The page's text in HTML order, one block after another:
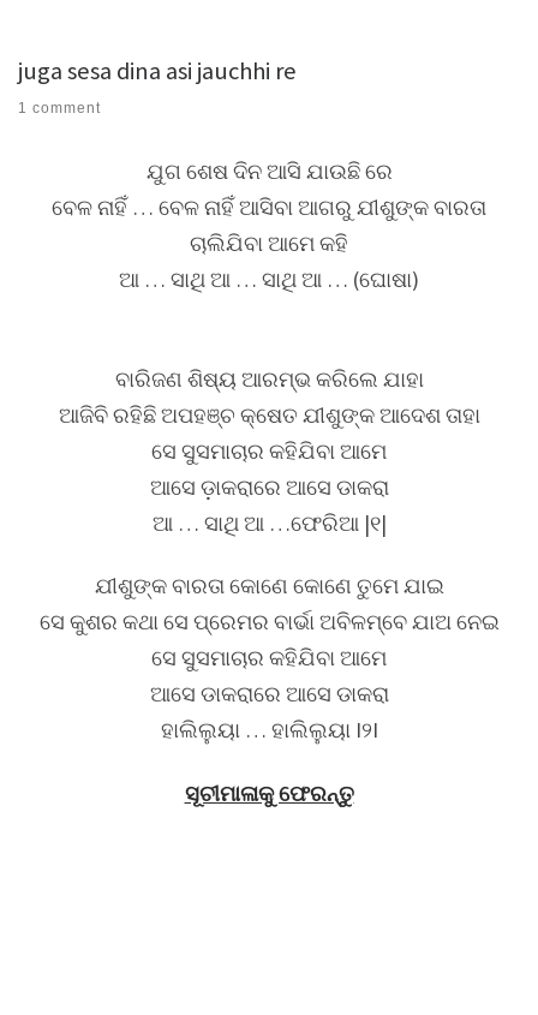
juga sesa dina asi jauchhi re
1 comment
ଯୁଗ ଶେଷ ଦିନ ଆସି ଯାଉଛି ରେ
ବେଳ ନାହିଁ … ବେଳ ନାହିଁ ଆସିବା ଆଗରୁ ଯୀଶୁଙ୍କ ବାରତା
ଚାଲିଯିବା ଆମେ କହି
ଆ … ସାଥି ଆ … ସାଥି ଆ … (ଘୋଷା)
ବାରିଜଣ ଶିଷ୍ୟ ଆରମ୍ଭ କରିଲେ ଯାହା
ଆଜିବି ରହିଛି ଅପହଞ୍ଚ କ୍ଷେତ ଯୀଶୁଙ୍କ ଆଦେଶ ତାହା
ସେ ସୁସମାଚାର କହିଯିବା ଆମେ
ଆସେ ଡ଼ାକରାରେ ଆସେ ଡାକରା
ଆ … ସାଥି ଆ …ଫେରିଆ |୧|
ଯୀଶୁଙ୍କ ବାରତା କୋଣେ କୋଣେ ତୁମେ ଯାଇ
ସେ କୁଶର କଥା ସେ ପ୍ରେମର ବାର୍ଭା ଅବିଳମ୍ବେ ଯାଅ ନେଇ
ସେ ସୁସମାଚାର କହିଯିବା ଆମେ
ଆସେ ଡାକରାରେ ଆସେ ଡାକରା
ହାଲିଲୁୟା … ହାଲିଲୁୟା I୨I
ସୂଚୀମାଳାକୁ ଫେରନ୍ତୁ